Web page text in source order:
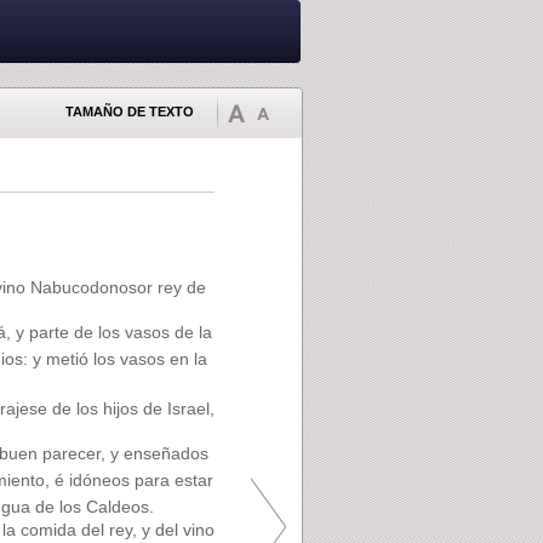
TAMAÑO DE TEXTO
Nabucodonosor rey de
y parte de los vasos de la
y metió los vasos en la
de los hijos de Israel,
parecer, y enseñados
é idóneos para estar
de los Caldeos.
comida del rey, y del vino